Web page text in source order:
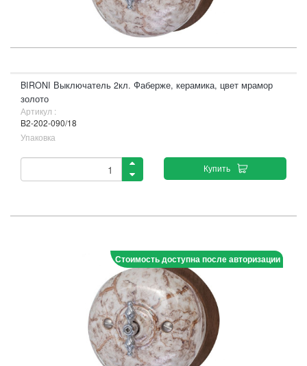
BIRONI Выключатель 2кл. Фаберже, керамика, цвет мрамор
золото
Артикул :
B2-202-090/18
Упаковка
Купить
Стоимость доступна после авторизации